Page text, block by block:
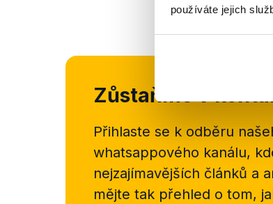
používáte jejich
Zůstaňme v
Přihlaste se k odběru
whatsappového kanálu,
nejzajímavějších článků a
mějte tak přehled o tom,